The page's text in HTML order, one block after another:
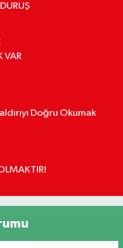
VAR
Doğru Okumak